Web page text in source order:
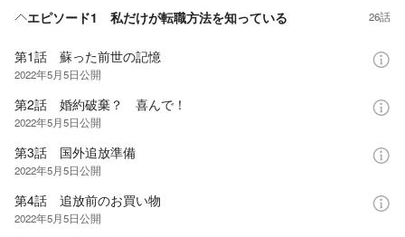
エピソード1 私だけが転職方法を知っている 26話
第1話 蘇った前世の記憶
2022年5月5日公開
第2話 婚約破棄？ 喜んで！
2022年5月5日公開
第3話 国外追放準備
2022年5月5日公開
第4話 追放前のお買い物
2022年5月5日公開